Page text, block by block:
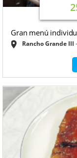
Gran menú
Rancho Grande III